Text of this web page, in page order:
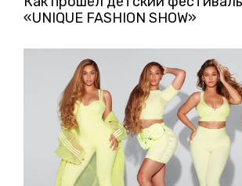
«UNIQUE FASHION SHOW»